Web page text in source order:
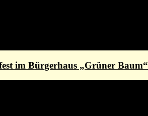
im Bürgerhaus „Grüner Baum“